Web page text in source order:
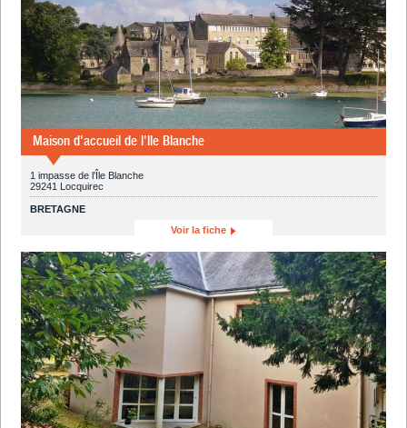
Maison d'accueil de l'Ile Blanche
1 impasse de l'Île Blanche
29241 Locquirec
BRETAGNE
Voir la fiche